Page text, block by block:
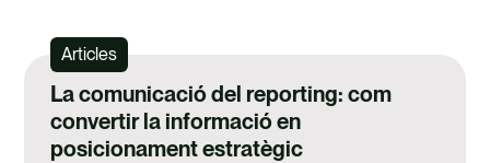
Articles
La comunicació del reporting: com
convertir la informació en
posicionament estratègic